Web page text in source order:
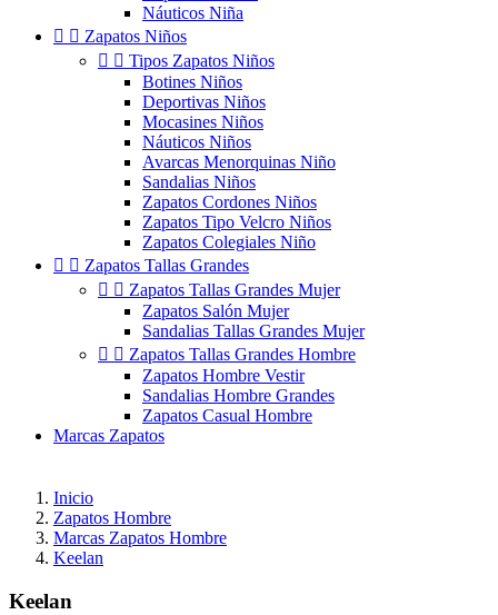
Náuticos Niña
  Zapatos Niños
  Tipos Zapatos Niños
Botines Niños
Deportivas Niños
Mocasines Niños
Náuticos Niños
Avarcas Menorquinas Niño
Sandalias Niños
Zapatos Cordones Niños
Zapatos Tipo Velcro Niños
Zapatos Colegiales Niño
  Zapatos Tallas Grandes
  Zapatos Tallas Grandes Mujer
Zapatos Salón Mujer
Sandalias Tallas Grandes Mujer
  Zapatos Tallas Grandes Hombre
Zapatos Hombre Vestir
Sandalias Hombre Grandes
Zapatos Casual Hombre
Marcas Zapatos
Inicio
Zapatos Hombre
Marcas Zapatos Hombre
Keelan
Keelan